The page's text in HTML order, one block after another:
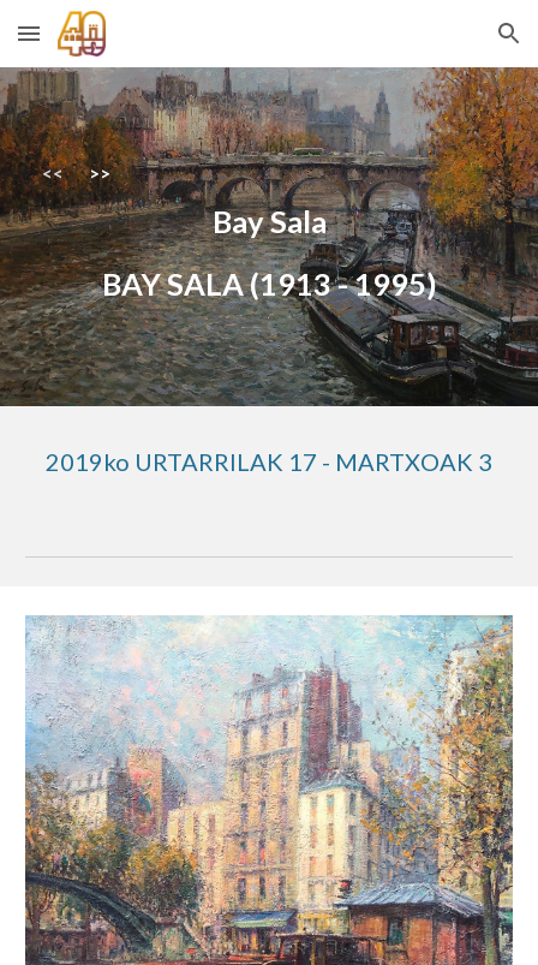
Skip to main content Skip to navigation
<< >>
Bay Sala
BAY SALA (1913 - 1995)
2019ko URTARRILAK 17 - MARTXOAK 3